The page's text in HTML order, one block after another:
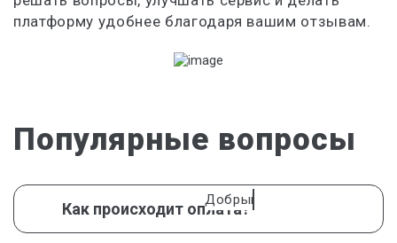
Акционерное право
хозяйственной деятельности
анализ текста
платформу удобнее благодаря вашим отзывам.
Добрый день! Хочу задать
Популярные вопросы
Как происходит оплата?